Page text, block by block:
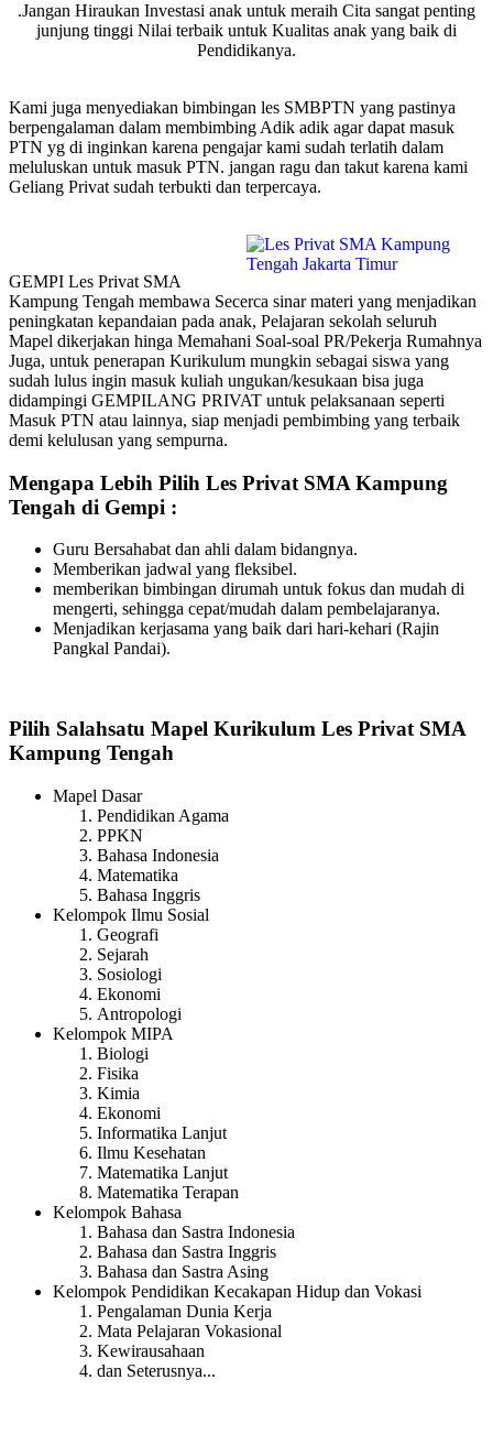
.Jangan Hiraukan Investasi anak untuk meraih Cita sangat penting
junjung tinggi Nilai terbaik untuk Kualitas anak yang baik di
Pendidikanya.
Kami juga menyediakan bimbingan les SMBPTN yang pastinya
berpengalaman dalam membimbing Adik adik agar dapat masuk
PTN yg di inginkan karena pengajar kami sudah terlatih dalam
meluluskan untuk masuk PTN. jangan ragu dan takut karena kami
Geliang Privat sudah terbukti dan terpercaya.
GEMPI Les Privat SMA
Kampung Tengah membawa Secerca sinar materi yang menjadikan
peningkatan kepandaian pada anak, Pelajaran sekolah seluruh
Mapel dikerjakan hinga Memahani Soal-soal PR/Pekerja Rumahnya
Juga, untuk penerapan Kurikulum mungkin sebagai siswa yang
sudah lulus ingin masuk kuliah ungukan/kesukaan bisa juga
didampingi GEMPILANG PRIVAT untuk pelaksanaan seperti
Masuk PTN atau lainnya, siap menjadi pembimbing yang terbaik
demi kelulusan yang sempurna.
Mengapa Lebih Pilih Les Privat SMA Kampung
Tengah di Gempi :
Guru Bersahabat dan ahli dalam bidangnya.
Memberikan jadwal yang fleksibel.
memberikan bimbingan dirumah untuk fokus dan mudah di
mengerti, sehingga cepat/mudah dalam pembelajaranya.
Menjadikan kerjasama yang baik dari hari-kehari (Rajin
Pangkal Pandai).
Pilih Salahsatu Mapel Kurikulum Les Privat SMA
Kampung Tengah
Mapel Dasar
Pendidikan Agama
PPKN
Bahasa Indonesia
Matematika
Bahasa Inggris
Kelompok Ilmu Sosial
Geografi
Sejarah
Sosiologi
Ekonomi
Antropologi
Kelompok MIPA
Biologi
Fisika
Kimia
Ekonomi
Informatika Lanjut
Ilmu Kesehatan
Matematika Lanjut
Matematika Terapan
Kelompok Bahasa
Bahasa dan Sastra Indonesia
Bahasa dan Sastra Inggris
Bahasa dan Sastra Asing
Kelompok Pendidikan Kecakapan Hidup dan Vokasi
Pengalaman Dunia Kerja
Mata Pelajaran Vokasional
Kewirausahaan
dan Seterusnya...